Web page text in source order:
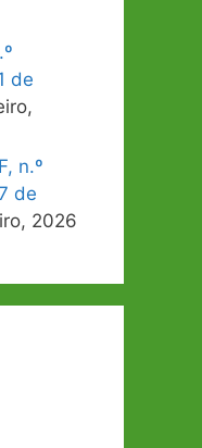
de
n.º
de
2026